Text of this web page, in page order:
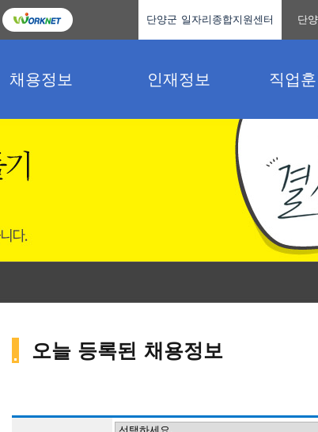
채용정보 인재정보 직업
단양군 일자리종합지원센터 단
오늘 등록된 채용정보